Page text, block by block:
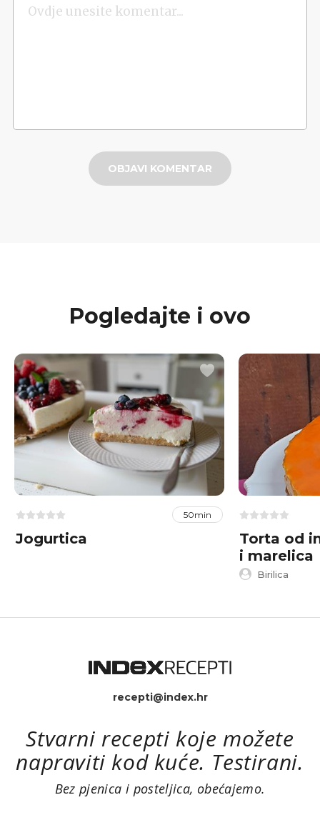
OBJAVI KOMENTAR
Pogledajte i ovo
50min
Jogurtica
Torta od
i marelica
Birilica
recepti@index.hr
Stvarni recepti koje možete
napraviti kod kuće. Testirani.
Bez pjenica i posteljica, obećajemo.